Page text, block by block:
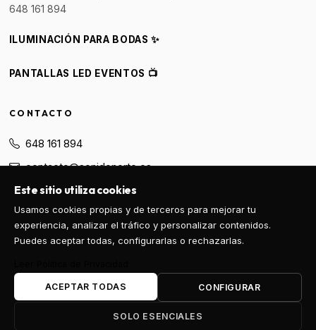
648 161 894
ILUMINACIÓN PARA BODAS ✨
PANTALLAS LED EVENTOS 📺
CONTACTO
648 161 894
contacto@sonidonorte.es
WhatsApp
PEDIR PRESUPUESTO
© 2026 Sonido Norte. Todos los derechos reservados.
Aviso Legal Precios y Condiciones
Este sitio utiliza cookies
Usamos cookies propias y de terceros para mejorar tu
experiencia, analizar el tráfico y personalizar contenidos.
Puedes aceptar todas, configurarlas o rechazarlas.
ACEPTAR TODAS CONFIGURAR
SOLO ESENCIALES